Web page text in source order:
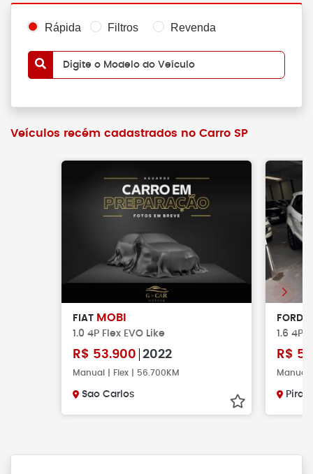
Rápida Filtros Revenda
Digite o Modelo do Veículo
Veículos recém cadastrados no Carro SP
FIAT MOBI
1.0 4P Flex EVO Like
R$ 53.900 2022
Manual | Flex | 56.700KM
Sao Carlos
FORD
1.6 4P
R$
Manual